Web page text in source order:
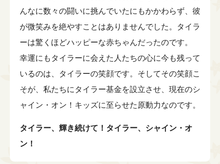
んなに数々の闘いに挑んでいたにもかかわらず、彼
が微笑みを絶やすことはありませんでした。タイラ
ーは驚くほどハッピーな赤ちゃんだったのです。
幸運にもタイラーに会えた人たちの心に今も残って
いるのは、タイラーの笑顔です。そしてその笑顔こ
そが、私たちにタイラー基金を設立させ、現在のシ
ャイン・オン！キッズに至らせた原動力なのです。
タイラー、輝き続けて！タイラー、シャイン・オ
ン！